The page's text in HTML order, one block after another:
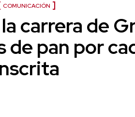
COMUNICACIÓN
carrera de
pan por